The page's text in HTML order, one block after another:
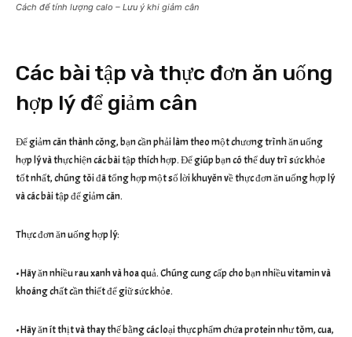
Cách để tính lượng calo – Lưu ý khi giảm cân
Các bài tập và thực đơn ăn uống
hợp lý để giảm cân
Để giảm cân thành công, bạn cần phải làm theo một chương trình ăn uống
hợp lý và thực hiện các bài tập thích hợp. Để giúp bạn có thể duy trì sức khỏe
tốt nhất, chúng tôi đã tổng hợp một số lời khuyên về thực đơn ăn uống hợp lý
và các bài tập để giảm cân.
Thực đơn ăn uống hợp lý:
• Hãy ăn nhiều rau xanh và hoa quả. Chúng cung cấp cho bạn nhiều vitamin và
khoáng chất cần thiết để giữ sức khỏe.
• Hãy ăn ít thịt và thay thế bằng các loại thực phẩm chứa protein như tôm, cua,